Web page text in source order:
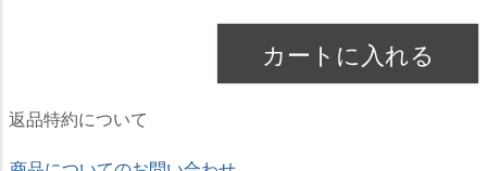
カートに入れる
返品特約について